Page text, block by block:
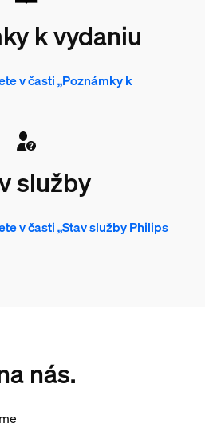
k vydaniu
v časti „Poznámky k
služby
v časti „Stav služby Philips
nás.